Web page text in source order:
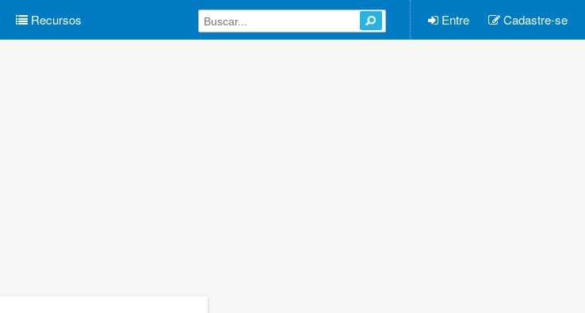
Recursos Entre Cadastre-se